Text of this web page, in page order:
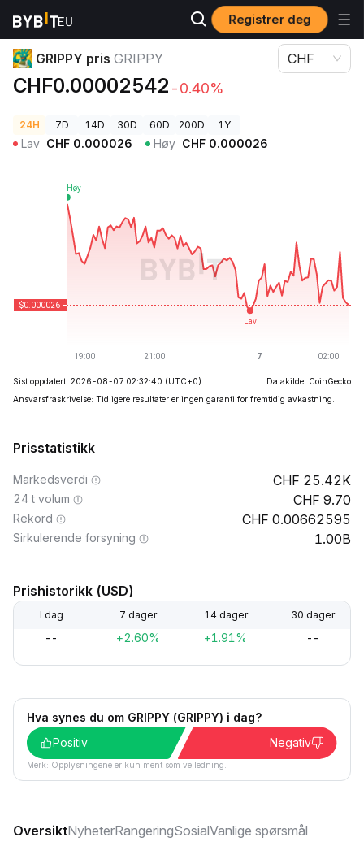
Registrer deg
Kryptopriser
GRIPPY pris GRIPPY
CHF0.00002542 -0.40%
CHF
24H 7D 14D 30D 60D 200D 1Y
Lav CHF 0.000026 Høy CHF 0.000026
Sist oppdatert: 2026-08-07 02:32:40 (UTC+0)
Datakilde: CoinGecko
Ansvarsfraskrivelse: Tidligere resultater er ingen garanti for fremtidig avkastning.
Prisstatistikk
Markedsverdi 25.42K
24 t volum 9.70
Rekord 0.00662595
Sirkulerende forsyning 1.00B
Prishistorikk (USD)
I dag 7 dager 14 dager 30 dager
-- +2.60% +1.91% --
Hva synes du om GRIPPY (GRIPPY) i dag?
Positiv
Negativ
Merk: Opplysningene er kun ment som veiledning.
OversiktNyheterRangeringSosialVanlige spørsmål